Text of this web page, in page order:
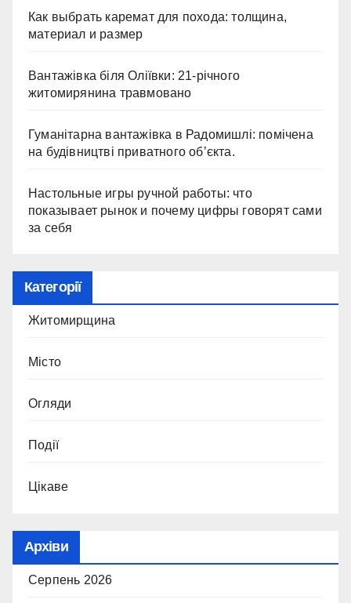
Как выбрать каремат для похода: толщина,
материал и размер
Вантажівка біля Оліївки: 21-річного
житомирянина травмовано
Гуманітарна вантажівка в Радомишлі: помічена
на будівництві приватного об’єкта.
Настольные игры ручной работы: что
показывает рынок и почему цифры говорят сами
за себя
Категорії
Житомирщина
Місто
Огляди
Події
Цікаве
Архіви
Серпень 2026